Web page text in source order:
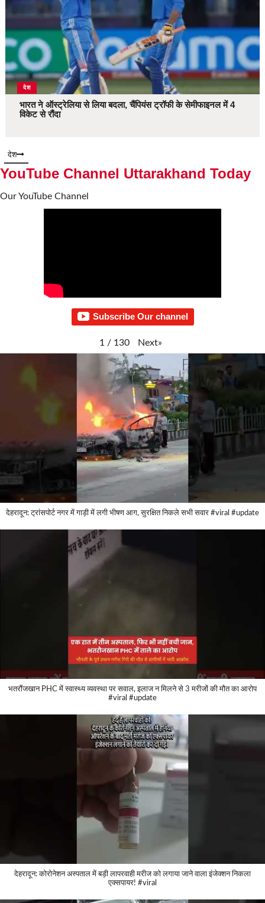
देश
भारत ने ऑस्ट्रेलिया से लिया बदला, चैंपियंस ट्रॉफी के सेमीफाइनल में 4
विकेट से रौंदा
देश
YouTube Channel Uttarakhand Today
Our YouTube Channel
Subscribe Our channel
1 / 130 Next»
देहरादून: ट्रांसपोर्ट नगर में गाड़ी में लगी भीषण आग, सुरक्षित निकले सभी सवार #viral #update
भतरौंजखान PHC में स्वास्थ्य व्यवस्था पर सवाल, इलाज न मिलने से 3 मरीजों की मौत का आरोप
#viral #update
देहरादून: कोरोनेशन अस्पताल में बड़ी लापरवाही मरीज को लगाया जाने वाला इंजेक्शन निकला
एक्सपायर! #viral